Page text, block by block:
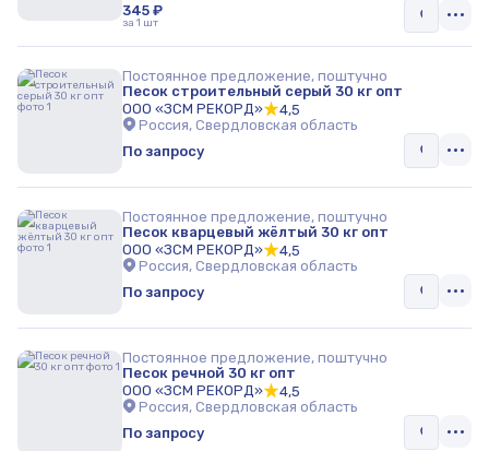
Грунт
345 ₽
за 1 шт
Постоянное предложение, поштучно
Песок строительный серый 30 кг опт
ООО «ЗСМ РЕКОРД»
4,5
Россия, Свердловская область
По запросу
Постоянное предложение, поштучно
Песок кварцевый жёлтый 30 кг опт
ООО «ЗСМ РЕКОРД»
4,5
Россия, Свердловская область
По запросу
Постоянное предложение, поштучно
Песок речной 30 кг опт
ООО «ЗСМ РЕКОРД»
4,5
Россия, Свердловская область
По запросу